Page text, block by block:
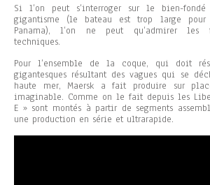
Si l’on peut s’interroger sur le bien-
gigantisme (le bateau est trop large
Panama), l’on ne peut qu’admirer les
techniques.
Pour l’ensemble de la coque, qui doit
gigantesques résultant des vagues qui se
haute mer, Maersk a fait produire sur
imaginable. Comme on le fait depuis les
E » sont montés à partir de segments
une production en série et ultrarapide.